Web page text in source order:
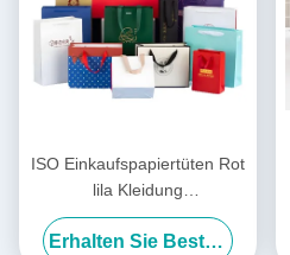
ISO Einkaufspapiertüten Rot
lila Kleidung
Einkaufspapiertüten Logo
Custom
Erhalten Sie Besten Preis